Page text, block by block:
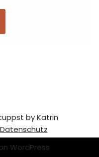
by Katrin
Datenschutz
WordPress